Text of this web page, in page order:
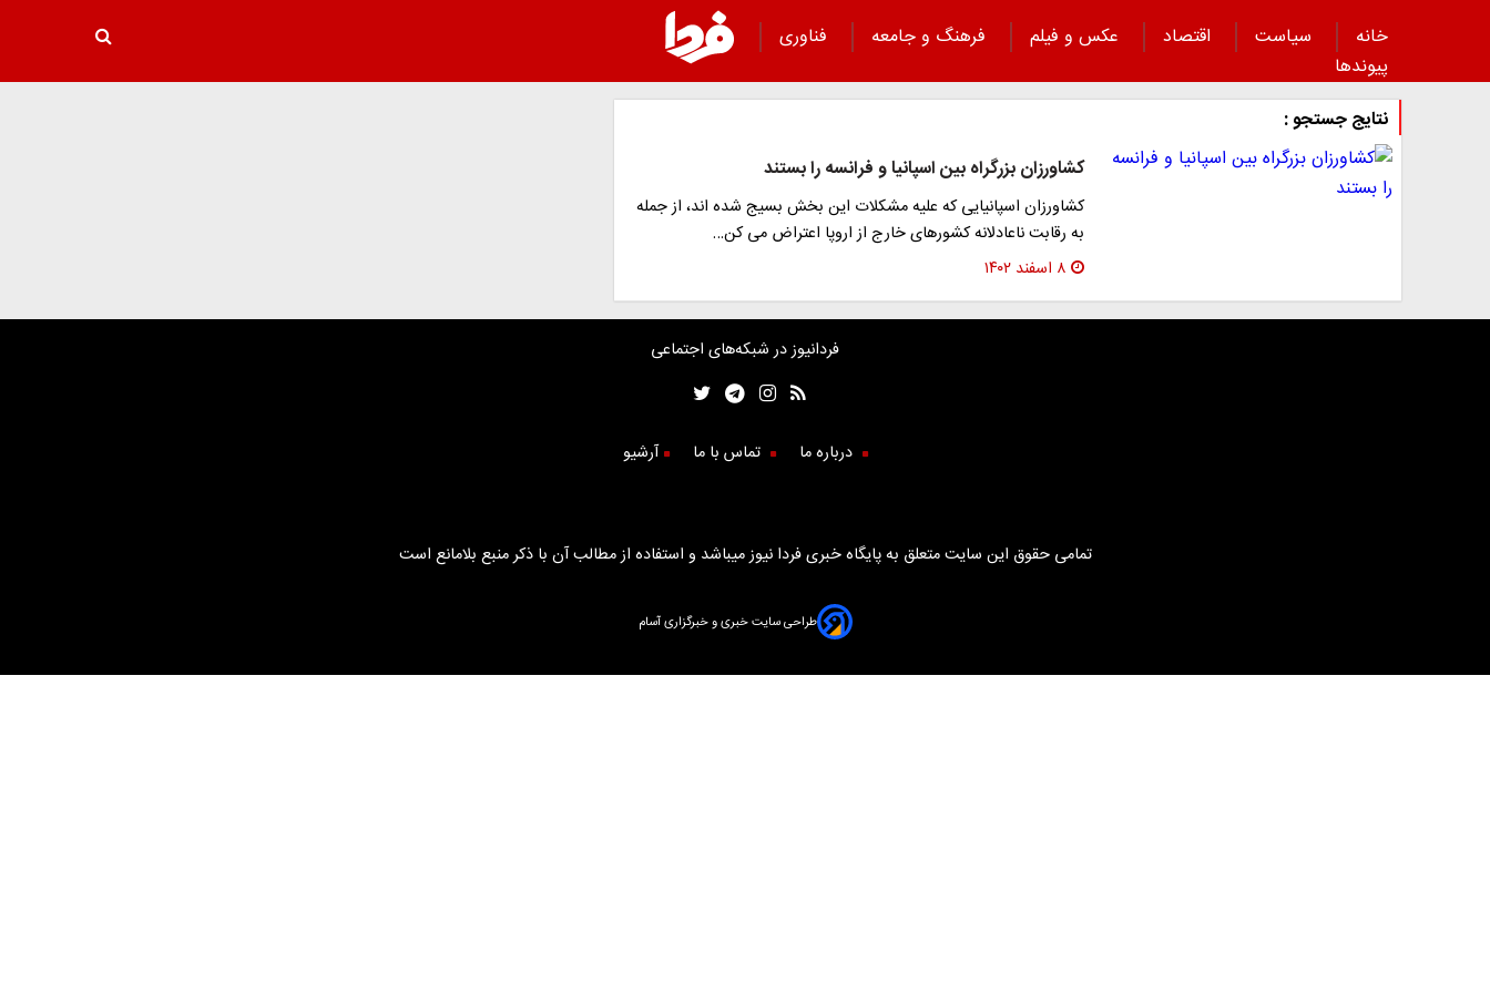
خانه سیاست اقتصاد عکس و فیلم فرهنگ و جامعه
فناوری
پیوند‌ها
نتایج جستجو :
کشاورزان بزرگراه بین اسپانیا و فرانسه را بستند
کشاورزان اسپانیایی که علیه مشکلات این بخش بسیج شده اند، از جمله
به رقابت ناعادلانه کشورهای خارج از اروپا اعتراض می کن…
۸ اسفند ۱۴۰۲
فردانیوز در شبکه‌های اجتماعی
درباره ما تماس با ما آرشیو
تمامی حقوق این سایت متعلق به پایگاه خبری فردا نیوز میباشد و استفاده از مطالب آن با ذکر منبع بلامانع است
طراحی سایت خبری و خبرگزاری آسام